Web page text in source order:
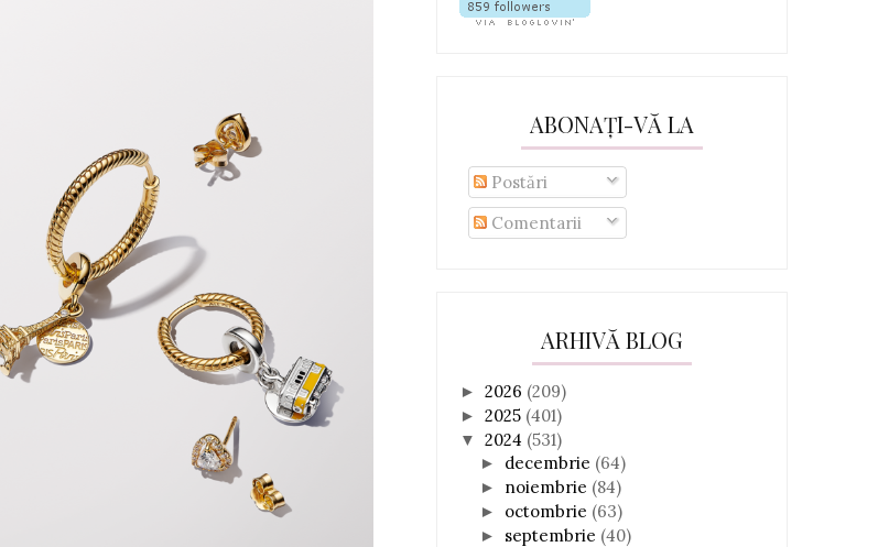
ABONAȚI-VĂ LA
Postări
Comentarii
ARHIVĂ BLOG
► 2026 (209)
► 2025 (401)
▼ 2024 (531)
► decembrie (64)
► noiembrie (84)
► octombrie (63)
► septembrie (40)